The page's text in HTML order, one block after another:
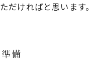
だければと思います。
備